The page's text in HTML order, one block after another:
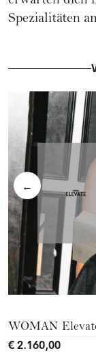
Spezialitäten
←
WOMAN
€ 2.160,00